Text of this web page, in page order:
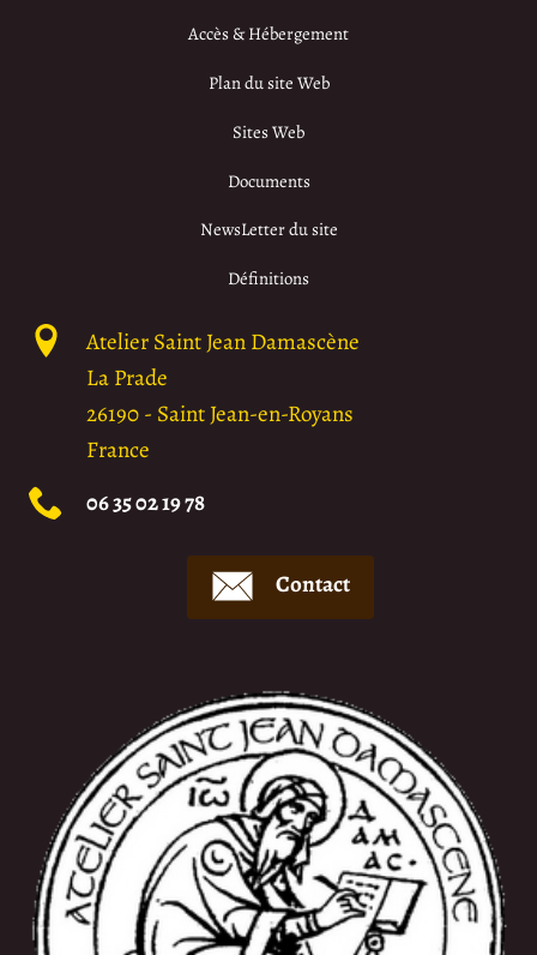
Accès & Hébergement
Plan du site Web
Sites Web
Documents
NewsLetter du site
Définitions
Atelier Saint Jean Damascène
La Prade
26190- Saint Jean-en-Royans
France
06 35 02 19 78
Contact